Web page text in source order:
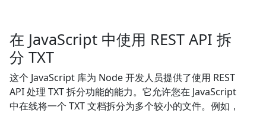
在 JavaScript 中使用 REST API 拆
分 TXT
这个 JavaScript 库为 Node 开发人员提供了使用 REST
API 处理 TXT 拆分功能的能力。它允许您在 JavaScript
中在线将一个 TXT 文档拆分为多个较小的文件。例如，